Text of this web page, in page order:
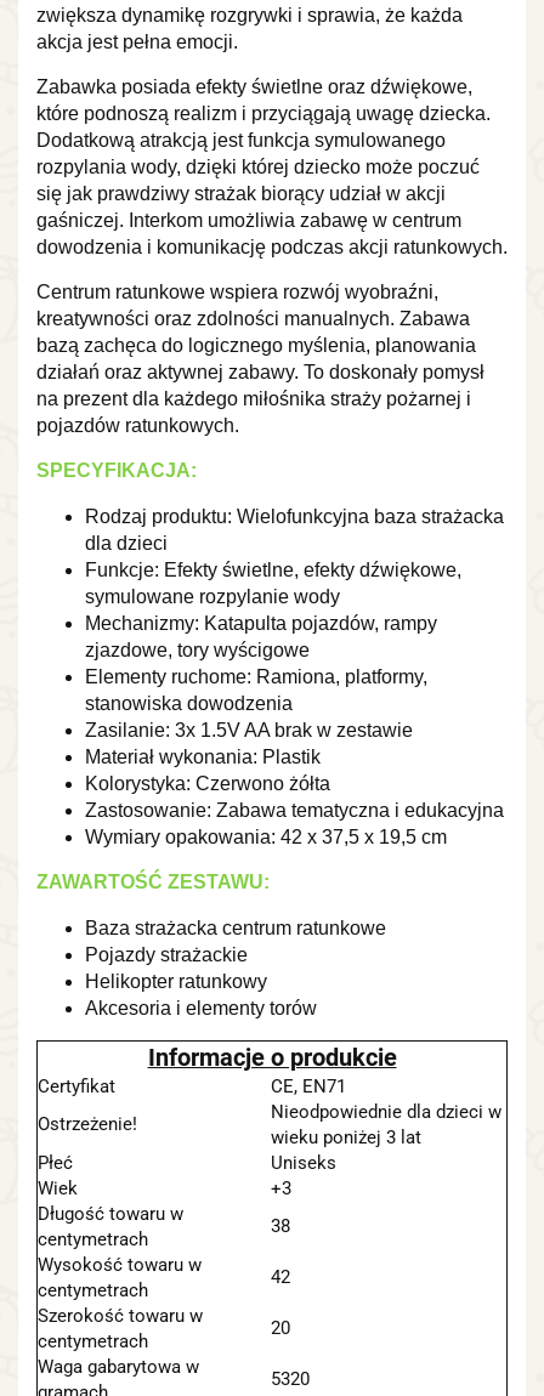
zwiększa dynamikę rozgrywki i sprawia, że każda
akcja jest pełna emocji.
Zabawka posiada efekty świetlne oraz dźwiękowe,
które podnoszą realizm i przyciągają uwagę dziecka.
Dodatkową atrakcją jest funkcja symulowanego
rozpylania wody, dzięki której dziecko może poczuć
się jak prawdziwy strażak biorący udział w akcji
gaśniczej. Interkom umożliwia zabawę w centrum
dowodzenia i komunikację podczas akcji ratunkowych.
Centrum ratunkowe wspiera rozwój wyobraźni,
kreatywności oraz zdolności manualnych. Zabawa
bazą zachęca do logicznego myślenia, planowania
działań oraz aktywnej zabawy. To doskonały pomysł
na prezent dla każdego miłośnika straży pożarnej i
pojazdów ratunkowych.
SPECYFIKACJA:
Rodzaj produktu: Wielofunkcyjna baza strażacka
dla dzieci
Funkcje: Efekty świetlne, efekty dźwiękowe,
symulowane rozpylanie wody
Mechanizmy: Katapulta pojazdów, rampy
zjazdowe, tory wyścigowe
Elementy ruchome: Ramiona, platformy,
stanowiska dowodzenia
Zasilanie: 3x 1.5V AA brak w zestawie
Materiał wykonania: Plastik
Kolorystyka: Czerwono żółta
Zastosowanie: Zabawa tematyczna i edukacyjna
Wymiary opakowania: 42 x 37,5 x 19,5 cm
ZAWARTOŚĆ ZESTAWU:
Baza strażacka centrum ratunkowe
Pojazdy strażackie
Helikopter ratunkowy
Akcesoria i elementy torów
Informacje o produkcie
Certyfikat
CE, EN71
Ostrzeżenie!
Nieodpowiednie dla dzieci w
wieku poniżej 3 lat
Płeć
Uniseks
Wiek
+3
Długość towaru w
centymetrach
38
Wysokość towaru w
centymetrach
42
Szerokość towaru w
centymetrach
20
Waga gabarytowa w
5320